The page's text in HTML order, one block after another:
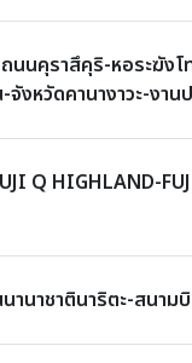
ถนนคุราสึคุริ-หอระฆั
จังหวัดคานางาวะ-ง
Q HIGHLAND-
นาชาตินาริตะ-สนาม